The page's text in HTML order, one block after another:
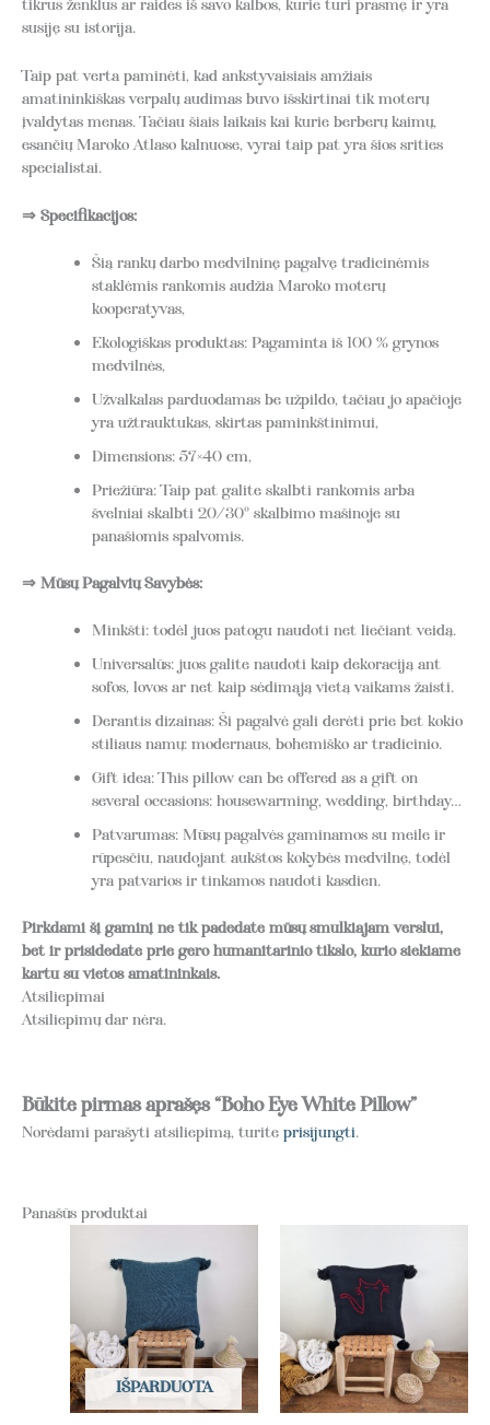
tikrus ženklus ar raides iš savo kalbos, kurie turi prasmę ir yra
susiję su istorija.
Taip pat verta paminėti, kad ankstyvaisiais amžiais
amatininkiškas verpalų audimas buvo išskirtinai tik moterų
įvaldytas menas. Tačiau šiais laikais kai kurie berberų kaimų,
esančių Maroko Atlaso kalnuose, vyrai taip pat yra šios srities
specialistai.
⇒ Specifikacijos:
Šią rankų darbo medvilninę pagalvę tradicinėmis
staklėmis rankomis audžia Maroko moterų
kooperatyvas,
Ekologiškas produktas: Pagaminta iš 100 % grynos
medvilnės,
Užvalkalas parduodamas be užpildo, tačiau jo apačioje
yra užtrauktukas, skirtas paminkštinimui,
Dimensions: 57×40 cm,
Priežiūra: Taip pat galite skalbti rankomis arba
švelniai skalbti 20/30° skalbimo mašinoje su
panašiomis spalvomis.
⇒ Mūsų Pagalvių Savybės:
Minkšti: todėl juos patogu naudoti net liečiant veidą.
Universalūs: juos galite naudoti kaip dekoraciją ant
sofos, lovos ar net kaip sėdimąją vietą vaikams žaisti.
Derantis dizainas: Ši pagalvė gali derėti prie bet kokio
stiliaus namų: modernaus, bohemiško ar tradicinio.
Gift idea: This pillow can be offered as a gift on
several occasions: housewarming, wedding, birthday…
Patvarumas: Mūsų pagalvės gaminamos su meile ir
rūpesčiu, naudojant aukštos kokybės medvilnę, todėl
yra patvarios ir tinkamos naudoti kasdien.
Pirkdami šį gaminį ne tik padedate mūsų smulkiajam verslui,
bet ir prisidedate prie gero humanitarinio tikslo, kurio siekiame
kartu su vietos amatininkais.
Atsiliepimai
Atsiliepimų dar nėra.
Būkite pirmas aprašęs “Boho Eye White Pillow”
Norėdami parašyti atsiliepimą, turite prisijungti.
Panašūs produktai
IŠPARDUOTA